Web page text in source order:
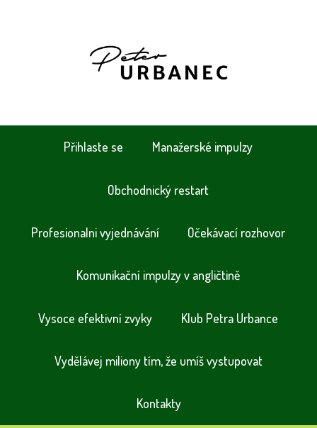
Přihlaste se Manažerské impulzy
Obchodnický restart
Profesionalni vyjednávání Očekávací rozhovor
Komunikační impulzy v angličtině
Vysoce efektivní zvyky Klub Petra Urbance
Vydělávej miliony tím, že umíš vystupovat
Kontakty